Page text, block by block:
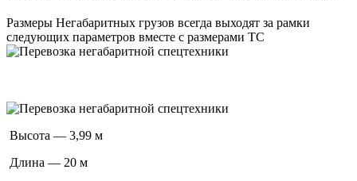
Размеры Негабаритных грузов всегда выходят за рамки
следующих параметров вместе с размерами ТС
Высота — 3,99 м
Длина — 20 м